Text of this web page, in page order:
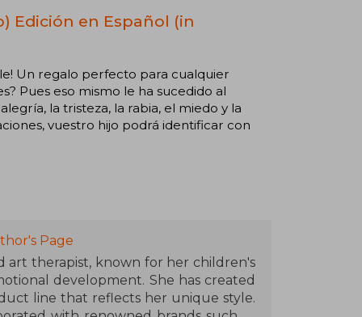
Edición en Español (in
Un regalo perfecto para cualquier
Pues eso mismo le ha sucedido al
la tristeza, la rabia, el miedo y la
vuestro hijo podrá identificar con
Page
art therapist, known for her children's
development. She has created
line that reflects her unique style.